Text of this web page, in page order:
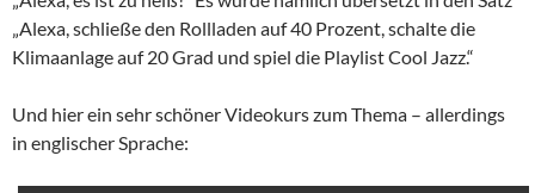
„Alexa, schließe den Rollladen auf 40 Prozent, schalte die
Klimaanlage auf 20 Grad und spiel die Playlist Cool Jazz.“
Und hier ein sehr schöner Videokurs zum Thema – allerdings
in englischer Sprache: